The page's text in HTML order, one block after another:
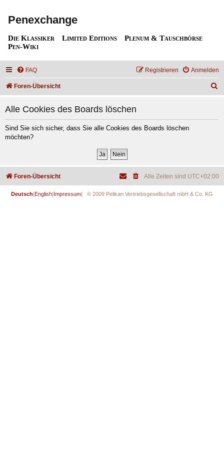
Penexchange
Die Klassiker Limited Editions
Plenum & Tauschbörse
Pen-Wiki
FAQ Anmelden
Registrieren
Foren-Übersicht
Alle Cookies des Boards löschen
Sind Sie sich sicher, dass Sie alle Cookies des Boards löschen
möchten?
Foren-Übersicht Alle Zeiten sind UTC+02:00
Deutsch|English|Impressum| © 2009 Pelikan Vertriebsgesellschaft mbH & Co. KG